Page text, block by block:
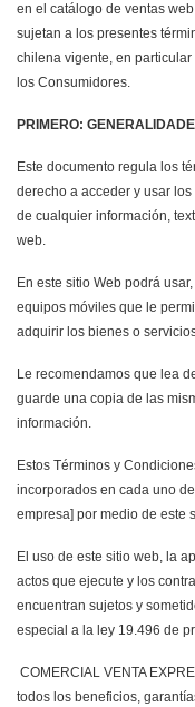
en el catálogo de ventas
sujetan a los presentes
chilena vigente, en
los Consumidores.
PRIMERO:
Este documento regula los
derecho a acceder y usar
de cualquier información,
web.
En este sitio Web podrá
equipos móviles que le
adquirir los bienes o
Le recomendamos que lea
guarde una copia de las
información.
Estos Términos y
incorporados en cada uno
empresa] por medio de este
El uso de este sitio web, la
actos que ejecute y los
encuentran sujetos y
especial a la ley 19.496 de
COMERCIAL VENTA
todos los beneficios,